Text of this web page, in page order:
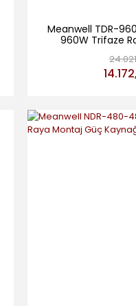
Meanwell TDR-
960W Trifaze